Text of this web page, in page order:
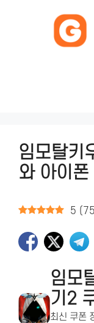
임모탈키
와 아이
5 (
임모
기2
최신 쿠폰